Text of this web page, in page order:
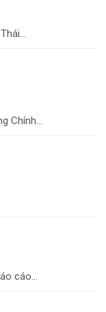
Chính...
cáo...